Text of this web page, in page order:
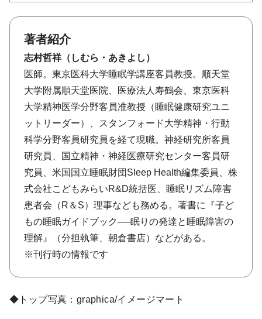
著者紹介
志村哲祥（しむら・あきよし）
医師。東京医科大学睡眠学講座客員教授。順天堂
大学附属順天堂医院、医療法人寿鶴会、東京医科
大学精神医学分野客員准教授（睡眠健康研究ユニ
ットリーダー）、スタンフォード大学精神・行動
科学分野客員研究員を経て現職。神経研究所客員
研究員、国立精神・神経医療研究センター客員研
究員、米国国立睡眠財団Sleep Health編集委員、株
式会社こどもみらいR&D統括医、睡眠リズム障害
患者会（R＆S）理事なども務める。著書に『子ど
もの睡眠ガイドブック──眠りの発達と睡眠障害の
理解』（分担執筆、朝倉書店）などがある。
※刊行時の情報です
◆トップ写真：graphica/イメージマート